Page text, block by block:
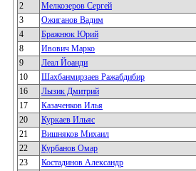
2
Мелкозеров Сергей
3
Ожиганов Вадим
4
Бражнюк Юрий
8
Ивович Марко
9
Леал Йоанди
10
Шахбанмирзаев Ражабдибир
16
Лызик Дмитрий
17
Казаченков Илья
20
Куркаев Ильяс
21
Вишняков Михаил
22
Курбанов Омар
23
Костадинов Александр